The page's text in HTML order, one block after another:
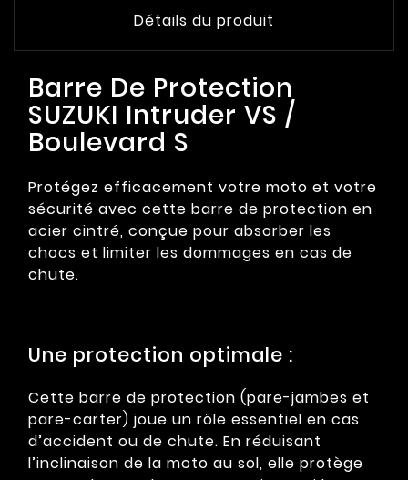
Détails du produit
Barre De Protection
SUZUKI Intruder VS /
Boulevard S
Protégez efficacement votre moto et votre
sécurité avec cette barre de protection en
acier cintré, conçue pour absorber les
chocs et limiter les dommages en cas de
chute.
Une protection optimale :
Cette barre de protection (pare-jambes et
pare-carter) joue un rôle essentiel en cas
d’accident ou de chute. En réduisant
l’inclinaison de la moto au sol, elle protège